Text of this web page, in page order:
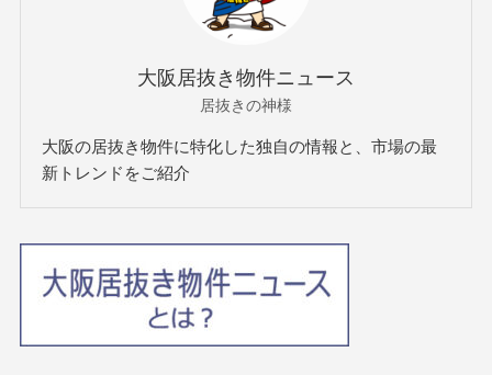
大阪居抜き物件ニュース
居抜きの神様
大阪の居抜き物件に特化した独自の情報と、市場の最
新トレンドをご紹介